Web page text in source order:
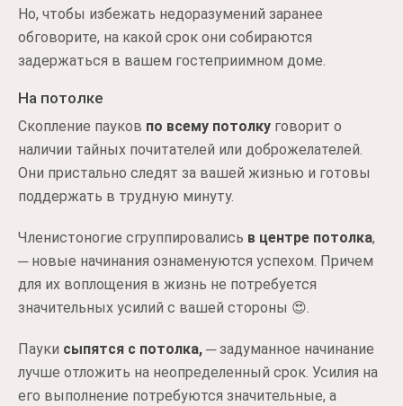
Но, чтобы избежать недоразумений заранее
обговорите, на какой срок они собираются
задержаться в вашем гостеприимном доме.
На потолке
Скопление пауков по всему потолку говорит о
наличии тайных почитателей или доброжелателей.
Они пристально следят за вашей жизнью и готовы
поддержать в трудную минуту.
Членистоногие сгруппировались в центре потолка,
─ новые начинания ознаменуются успехом. Причем
для их воплощения в жизнь не потребуется
значительных усилий с вашей стороны 😍.
Пауки сыпятся с потолка, ─ задуманное начинание
лучше отложить на неопределенный срок. Усилия на
его выполнение потребуются значительные, а